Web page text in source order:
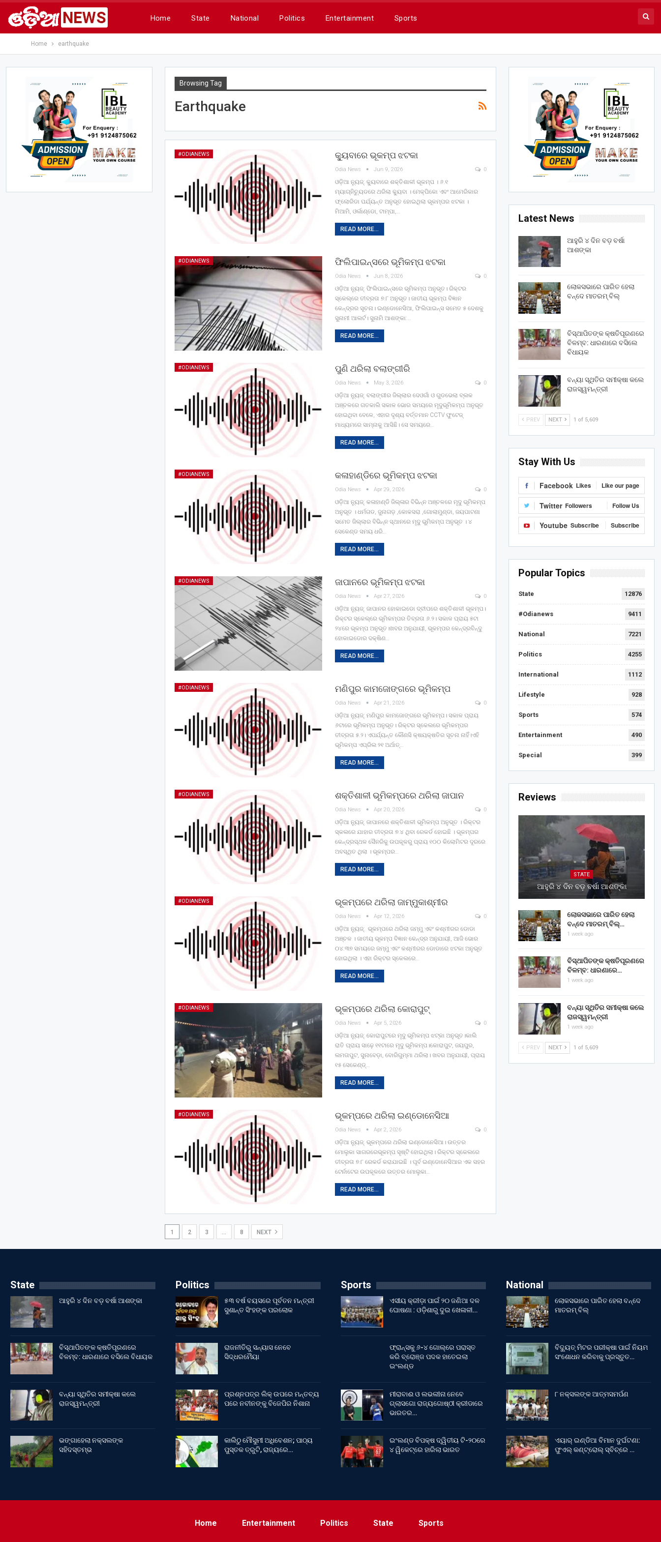
Home State National Politics Entertainment Sports
Home earthquake
Browsing Tag
Earthquake
#ODIANEWS କ୍ୟୁବାରେ ଭୂକମ୍ପ ଝଟକା
Odia News Jun 9, 2026 0
ଓଡ଼ିଆ ନ୍ୟୁଜ୍: କ୍ୟୁବାରେ ଶକ୍ତିଶାଳୀ ଭୂକମ୍ପ । ୬.୧
ମ୍ୟାଗ୍ନିଚ୍ୟୁଡରେ ଥରିଲା କ୍ୟୁବା । ମେକ୍ପିକୋ ଏବଂ ଆମେରିକାର
ଫ୍ଲୋରିଡା ପର୍ଯ୍ୟନ୍ତ ଅନୁଭୂତ ହୋଇଥିଲା ଭୂକମ୍ପର ଝଟକା ।
ମିଆମି, ଓର୍ଲାଣ୍ଡୋ, ଟାମ୍ପା,…
READ MORE...
#ODIANEWS ଫିଲିପାଇନ୍ସରେ ଭୂମିକମ୍ପ ଝଟକା
Odia News Jun 8, 2026 0
ଓଡ଼ିଆ ନ୍ୟୁଜ୍: ଫିଲିପାଇନ୍ସରେ ଭୂମିକମ୍ପ ଅନୁଭୂତ। ରିକ୍ଟର
ସ୍କେଲ୍‌ରେ ତୀବ୍ରତା ୭.୮ ଅନୁଭୂତ। ଜାତୀୟ ଭୂକମ୍ପ ବିଜ୍ଞାନ
କେନ୍ଦ୍ରର ସୂଚନା। ଇଣ୍ଡୋନେସିଆ, ଫିଲିପାଇନ୍ସ ସମେତ ୫ ଦେଶକୁ
ସୁନାମୀ ଆଲର୍ଟ। ସୁନାମି ଆଶଙ୍କା:…
READ MORE...
#ODIANEWS ପୁଣି ଥରିଲା ବଲାଙ୍ଗୀରି
Odia News May 3, 2026 0
ଓଡ଼ିଆ ନ୍ୟୁଜ୍: ବଲାଙ୍ଗୀର ଜିଲ୍ଲାର ଦେଓଗାଁ ଓ ଗୁଡଭେଲା ବ୍ଲକ
ଅଞ୍ଚଳରେ ଗତକାଲି ସକାଳ ଭୋର ସମୟରେ ମୃଦୁଭୂମିକମ୍ପ ଅନୁଭୂତ
ହୋଇଥିବା ବେଳେ, ଏହାର ଦୃଶ୍ୟ ବର୍ତ୍ତମାନ CCTV ଫୁଟେଜ୍
ମାଧ୍ୟମରେ ସାମ୍ନାକୁ ଆସିଛି। ସେ ସମୟରେ…
READ MORE...
#ODIANEWS କଳାହାଣ୍ଡିରେ ଭୂମିକମ୍ପ ଝଟକା
Odia News Apr 29, 2026 0
ଓଡ଼ିଆ ନ୍ୟୁଜ୍: କଳାହାଣ୍ଡି ଜିଲ୍ଳାର ବିଭିନ୍ନ ଅଞ୍ଚଳରେ ମୃଦୁ ଭୂମିକମ୍ପ
ଅନୁଭୂତ । ଧର୍ମଗଡ, ଜୁନାଗଡ଼ ,କୋକସରା ,ଗୋଲାମୁଣ୍ଡା, ଜୟପାଟଣା
ସମେତ ଜିଲ୍ଲାର ବିଭିନ୍ନ ସ୍ଥାନରେ ମୃଦୁ ଭୁମିକମ୍ପ ଅନୁଭୂତ । ୪
ସେକେଣ୍ଡ ସମୟ ଧରି…
READ MORE...
#ODIANEWS ଜାପାନରେ ଭୂମିକମ୍ପ ଝଟକା
Odia News Apr 27, 2026 0
­ଓଡ଼ିଆ ନ୍ୟୁଜ୍: ଜାପାନର ହୋକାଇଡୋ ଦ୍ବୀପରେ ଶକ୍ତିଶାଳୀ ଭୂକମ୍ପ।
ରିକ୍ଟର ସ୍କେଲ୍‌ରେ ଭୂମିକମ୍ପର ତିବ୍ରତା ୬.୨। ସକାଳ ପ୍ରାୟ ୫ଟା
୨୪ରେ ଭୂକମ୍ପ ଅନୁଭୂତ।ଖବର ଅନୁଯାୟୀ, ଭୂକମ୍ପର କେନ୍ଦ୍ରବିନ୍ଦୁ
ହୋକାଇଡୋର ଦକ୍ଷିଣ…
READ MORE...
#ODIANEWS ମଣିପୁର କାମଜୋଙ୍ଗରେ ଭୂମିକମ୍ପ
Odia News Apr 21, 2026 0
ଓଡ଼ିଆ ନ୍ୟୁଜ୍: ମଣିପୁର କାମଜୋଙ୍ଗରେ ଭୂମିକମ୍ପ। ସକାଳ ପ୍ରାୟ
୬ଟାରେ ଭୂମିକମ୍ପ ଅନୁଭୂତ। ରିକ୍ଟର ସ୍କେଲରେ ଭୂମିକମ୍ପର
ତୀବ୍ରତା ୫.୨। ଏପର୍ଯ୍ୟନ୍ତ କୌଣସି କ୍ଷୟକ୍ଷତିର ସୂଚନା ନାହିଁ।ଏହି
ଭୂମିକମ୍ପ ଏପ୍ରିଲ ୨୧ ଅର୍ଥାତ୍…
READ MORE...
#ODIANEWS ଶକ୍ତିଶାଳୀ ଭୂମିକମ୍ପରେ ଥରିଲା ଜାପାନ
Odia News Apr 20, 2026 0
ଓଡ଼ିଆ ନ୍ୟୁଜ୍: ଜାପାନରେ ଶକ୍ତିଶାଳୀ ଭୂମିକମ୍ପ ଅନୁଭୂତ । ରିକ୍ଟର
ସ୍କଲରେ ଯାହାର ତୀବ୍ରତା ୭.୪ ଥିବା ରେକର୍ଡ ହୋଇଛି । ଭୂକମ୍ପର
କେନ୍ଦ୍ରସ୍ଥଳ ସୈନରିକୁ ଉପକୂଳରୁ ପ୍ରାୟ ୧୦୦ କିଲୋମିଟର ଦୂରରେ
ଅବସ୍ଥିତ ଥିଲା । ଭୂକମ୍ପର…
READ MORE...
#ODIANEWS ଭୂକମ୍ପରେ ଥରିଲା ଜାମ୍ମୁକାଶ୍ମୀର
Odia News Apr 12, 2026 0
ଓଡ଼ିଆ ନ୍ୟୁଜ୍: ଭୂକମ୍ପରେ ଥରିଲା ଜମ୍ମୁ ଏବଂ କଶ୍ମୀରର ଡୋଡା
ଅଞ୍ଚଳ । ଜାତୀୟ ଭୂକମ୍ପ ବିଜ୍ଞାନ କେନ୍ଦ୍ର ଅନୁଯାୟୀ, ଆଜି ଭୋର
୦୪:୩୭ ସମୟରେ ଜମ୍ମୁ ଏବଂ କଶ୍ମୀରର ଡୋଡାରେ ଝଟକା ଅନୁଭୂତ
ହୋଇଥିଲା । ଏହା ରିକ୍ଟର ସ୍କେଲରେ…
READ MORE...
#ODIANEWS ଭୂକମ୍ପରେ ଥରିଲା କୋରାପୁଟ୍
Odia News Apr 5, 2026 0
ଓଡ଼ିଆ ନ୍ୟୁଜ୍: କୋରାପୁଟରେ ମୃଦୁ ଭୂମିକମ୍ପ ଝଟ୍‌କା ଅନୁଭୂତ।କାଲି
ରାତି ପ୍ରାୟ ସାଢ଼େ ୧୧ଟାରେ ମୃଦୁ ଭୂମିକମ୍ପ।କୋରାପୁଟ, ଜୟପୁର,
ଲମତାପୁଟ, ସୁନାବେଡ଼ା, ବୋରିଗୁମ୍ମା ଥରିଲା। ଖବର ଅନୁଯାୟୀ, ପ୍ରାୟ
୧୫ ସେକେଣ୍ଡ୍‌…
READ MORE...
#ODIANEWS ଭୂକମ୍ପରେ ଥରିଲା ଇଣ୍ଡୋନେସିଆ
Odia News Apr 2, 2026 0
ଓଡ଼ିଆ ନ୍ୟୁଜ୍: ଭୂକମ୍ପରେ ଥରିଲା ଇଣ୍ଡୋନେସିଆ। ଉତ୍ତର
ମୋଲୁକା ସାଗରରେଭୂକମ୍ପ ସୃଷ୍ଟି ହୋଇଥିଲା। ରିକ୍ଟର ସ୍କେଲରେ
ତୀବ୍ରତା ୭.୮ ରେକର୍ଡ କରାଯାଇଛି । ପୂର୍ବ ଇଣ୍ଡୋନେସିଆର ଏକ ସହର
ଟେର୍ନାଟେର ଉପକୂଳରେ ଉତ୍ତର ମୋଲୁକା…
READ MORE...
1 2 3 8 NEXT
Latest News
ଆହୁରି ୪ ଦିନ ବଡ଼ ବର୍ଷା
ଆଶଙ୍କା
ଲୋକସଭାରେ ପାରିତ ହେଲା
ବନ୍ଦେ ମାତରମ୍‌ ବିଲ୍‌
ବିସ୍ଥାପିତଙ୍କ କ୍ଷତିପୂରଣରେ
ବିଳମ୍ବ: ଧାରଣାରେ ବସିଲେ
ବିଧାୟକ
ବନ୍ୟା ସ୍ଥିତିର ସମୀକ୍ଷା କଲେ
ରାଜସ୍ୱମନ୍ତ୍ରୀ
PREV NEXT 1 of 5,609
Stay With Us
Facebook Likes Like our page
Twitter Followers Follow Us
Youtube Subscribe Subscribe
Popular Topics
State 12876
#Odianews 9411
National 7221
Politics 4255
International 1112
Lifestyle 928
Sports 574
Entertainment 490
Special 399
Reviews
STATE
ଆହୁରି ୪ ଦିନ ବଡ଼ ବର୍ଷା ଆଶଙ୍କା
ଲୋକସଭାରେ ପାରିତ ହେଲା
ବନ୍ଦେ ମାତରମ୍‌ ବିଲ୍‌…
1 week ago
ବିସ୍ଥାପିତଙ୍କ କ୍ଷତିପୂରଣରେ
ବିଳମ୍ବ: ଧାରଣାରେ…
1 week ago
ବନ୍ୟା ସ୍ଥିତିର ସମୀକ୍ଷା କଲେ
ରାଜସ୍ୱମନ୍ତ୍ରୀ
1 week ago
PREV NEXT 1 of 5,609
State
ଆହୁରି ୪ ଦିନ ବଡ଼ ବର୍ଷା ଆଶଙ୍କା
ବିସ୍ଥାପିତଙ୍କ କ୍ଷତିପୂରଣରେ
ବିଳମ୍ବ: ଧାରଣାରେ ବସିଲେ ବିଧାୟକ
ବନ୍ୟା ସ୍ଥିତିର ସମୀକ୍ଷା କଲେ
ରାଜସ୍ୱମନ୍ତ୍ରୀ
ଭଙ୍ଗାହେଲା ନକ୍ସଲଙ୍କ
ସହିଦସ୍ତମ୍ଭ
Politics
୫୩ ବର୍ଷ ବୟସରେ ପୂର୍ବତନ ମନ୍ତ୍ରୀ
ସୁଶାନ୍ତ ସିଂହଙ୍କ ପରଲୋକ
ରାଜନୀତିରୁ ସନ୍ୟାସ ନେବେ
ସିଦ୍ଧରମୈୟା
ପ୍ରଶ୍ନପତ୍ର ଲିକ୍ ଉପରେ ମନ୍ତବ୍ୟ
ପରେ ନବୀନଙ୍କୁ ବିଜେପିର ନିଶାନା
କାଲିଠୁ ମୌସୁମୀ ଅଧିବେଶନ; ପାଠ୍ୟ
ପୁସ୍ତକ ତ୍ରୁଟି, ରାଜ୍ୟରେ…
Sports
ଏସୀୟ କ୍ରୀଡ଼ା ପାଇଁ ୨୦ ଜଣିଆ ଦଳ
ଘୋଷଣା : ଓଡ଼ିଶାରୁ ଦୁଇ ଖେଳାଳୀ…
ଫ୍ରାନ୍ସକୁ ୬-୪ ଗୋଲ୍‌ରେ ପରାସ୍ତ
କରି ବ୍ରୋଞ୍ଜ ପଦକ ହାତେଇଲା
ଇଂଲଣ୍ଡ
ମୀରାବାଈ ଓ ଲଭଲୀନା ନେବେ
ଗ୍ଲାସଗୋ ରାଜ୍ୟଗୋଷ୍ଠୀ କ୍ରୀଡାରେ
ଭାରତର…
ଇଂଲଣ୍ଡ ବିପକ୍ଷ ଦ୍ୱିତୀୟ ଟି-୨୦ରେ
୪ ୱିକେଟ୍‌ରେ ହାରିଲା ଭାରତ
National
ଲୋକସଭାରେ ପାରିତ ହେଲା ବନ୍ଦେ
ମାତରମ୍‌ ବିଲ୍‌
ବିଦ୍ୟୁତ୍ ମିଟର ପରୀକ୍ଷା ପାଇଁ ନିୟମ
ସଂଶୋଧନ କରିବାକୁ ପ୍ରସ୍ତୁତ…
୮ ନକ୍ସଲଙ୍କ ଆତ୍ମସମର୍ପଣ
ଏୟାର୍ ଇଣ୍ଡିଆ ବିମାନ ଦୁର୍ଘଟଣା:
ଫୁଏଲ୍‌ କଣ୍ଟ୍ରୋଲ୍‌ ସ୍ବିଚ୍‌ରେ …
Home Entertainment Politics State Sports